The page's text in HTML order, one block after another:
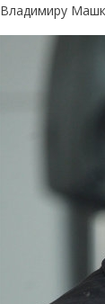
Владимиру